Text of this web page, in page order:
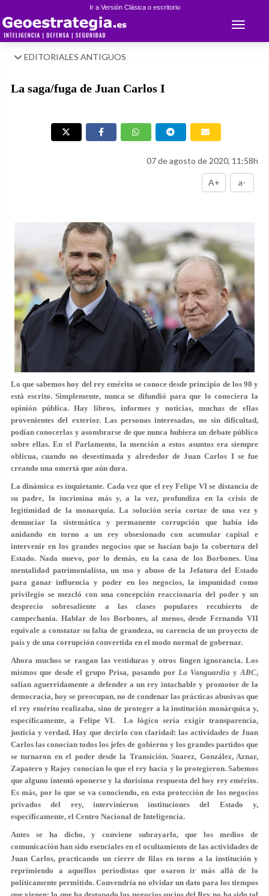
Ir a Versión Clásica o escritorio
Toggle
EDITORIALES ANTIGUOS
La saga/fuga de Juan Carlos I
07 de agosto de 2020, 11:58h
A+ a-
Lo que sabemos hoy del rey emérito se conoce desde principio de los 90 y
está escrito. Simplemente, nunca se difundió para que lo conociera la
opinión pública. Hay libros, informes y noticias, muchas de ellas
provenientes del exterior. Las personas interesadas, no sin dificultad,
podían conocerlas y asombrarse de que nunca hubiera un debate público
sobre ellas. En el Parlamento, la mención a estos asuntos era siempre
oblicua, cuando no desestimada y alrededor de Juan Carlos I se fue
creando una omertà que aún dura.
La dinámica es inquietante. Cada vez que el rey Felipe VI se distancia de
su padre, lo incrimina más y, a la vez, profundiza en la crisis de
legitimidad de la monarquía. La solución sería cortar de una vez y
denunciar la sistemática y permanente corrupción que había ido
anidando en torno a un rey obsesionado con acumular capital e
intervenir en los grandes negocios que se hacían bajo la cobertura del
Estado. Nada nuevo, por lo demás, en la casa de los Borbones. Una
mentalidad patrimonialista, un uso y abuso de la Jefatura del Estado
para ganar influencia y poder en los negocios, la impunidad como
privilegio se mezcló con una concepción reaccionaria del poder y un
desprecio sobresaliente a las clases populares recubierto de
campechanía. Hablar de los Borbones, al menos, desde Fernando VII
equivale a constatar su falta de grandeza, su carencia de un proyecto de
país y de una corrupción convertida en el modo normal de gobernar.
Ahora muchos se rasgan las vestiduras y otros fingen ignorancia. Los
mismos que desde el grupo Prisa, pasando por La Vanguardia yABC,
salían aguerridamente a defender a un rey intachable y promotor de la
democracia, hoy se preocupan, no de condenar las prácticas abusivas que
el rey emérito realizaba, sino de proteger a la institución monárquica y,
específicamente, a Felipe VI. Lo lógico sería exigir transparencia,
justicia y verdad. Hay que decirlo con claridad: las actividades de Juan
Carlos las conocían todos los jefes de gobierno y los grandes partidos que
se turnaron en el poder desde la Transición. Suarez, González, Aznar,
Zapatero y Rajoy conocían lo que el rey hacía y lo protegieron. Sabemos
que alguno intentó oponerse y la durísima respuesta del hoy rey emérito.
Es más, por lo que se va conociendo, en esta protección de los negocios
privados del rey, intervinieron instituciones del Estado y,
específicamente, el Centro Nacional de Inteligencia.
Antes se ha dicho, y conviene subrayarlo, que los medios de
comunicación han sido esenciales en el ocultamiento de las actividades de
Juan Carlos, practicando un cierre de filas en torno a la institución y
reprimiendo a aquellos periodistas que osaron ir más allá de lo
políticamente permitido. Convendría no olvidar un dato para los tiempos